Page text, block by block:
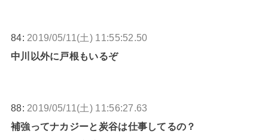
84: 2019/05/11(土) 11:55:52.50
中川以外に戸根もいるぞ
88: 2019/05/11(土) 11:56:27.63
補強ってナカジーと炭谷は仕事してるの？